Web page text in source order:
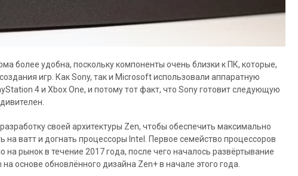
более удобна, поскольку компоненты очень близки к ПК, которые,
игр. Как Sony, так и Microsoft использовали аппаратную
4 и Xbox One, и потому тот факт, что Sony готовит следующую
своей архитектуры Zen, чтобы обеспечить максимально
ватт и догнать процессоры Intel. Первое семейство процессоров
на рынок в течение 2017 года, после чего началось развёртывание
основе обновлённого дизайна Zen+ в начале этого года.